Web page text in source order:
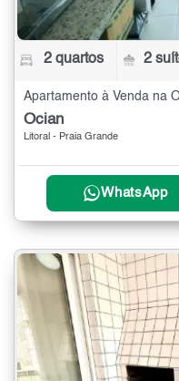
2 quartos 2
Apartamento à Venda na
Ocian
Litoral - Praia Grande
WhatsApp